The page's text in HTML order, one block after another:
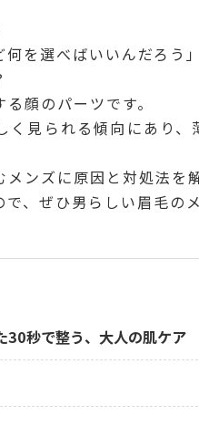
を選べばいいんだろう」
顔のパーツです。
く見られる傾向にあり
ンズに原因と対処法を解
、ぜひ男らしい眉毛の
30秒で整う、大人の肌ケア